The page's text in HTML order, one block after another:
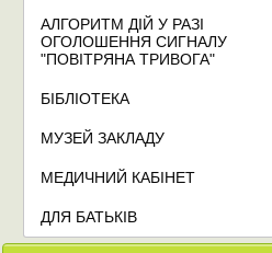
АЛГОРИТМ ДІЙ У РАЗІ
ОГОЛОШЕННЯ СИГНАЛУ
"ПОВІТРЯНА ТРИВОГА"
БІБЛІОТЕКА
МУЗЕЙ ЗАКЛАДУ
МЕДИЧНИЙ КАБІНЕТ
ДЛЯ БАТЬКІВ